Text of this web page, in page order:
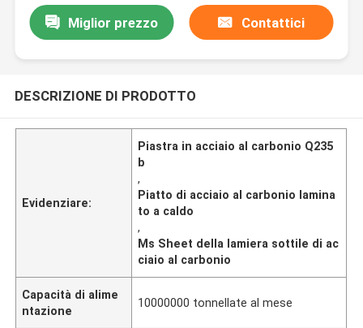
Miglior prezzo Contattici
DESCRIZIONE DI PRODOTTO
Evidenziare:
Piastra in acciaio al carbonio Q235
b
,
Piatto di acciaio al carbonio lamina
to a caldo
,
Ms Sheet della lamiera sottile di ac
ciaio al carbonio
Capacità di alime
ntazione
10000000 tonnellate al mese